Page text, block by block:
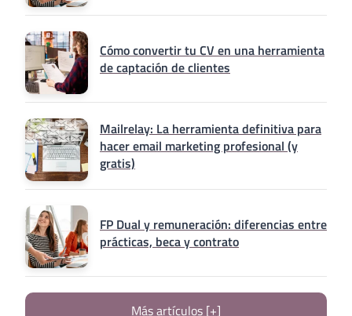
Cómo convertir tu CV en una herramienta
de captación de clientes
Mailrelay: La herramienta definitiva para
hacer email marketing profesional (y
gratis)
FP Dual y remuneración: diferencias entre
prácticas, beca y contrato
Más artículos [+]